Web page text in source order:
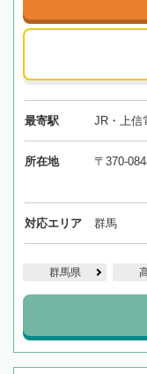
最寄駅 JR・上信
所在地 〒370-
対応エリア 群馬
群馬県